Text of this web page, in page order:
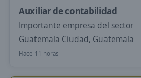
Auxiliar de contabilidad
Importante empresa del sector
Guatemala Ciudad, Guatemala
Hace 11 horas